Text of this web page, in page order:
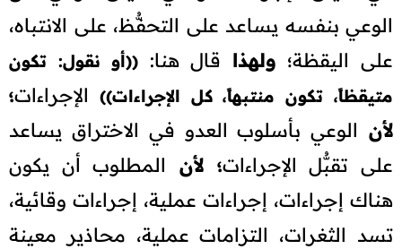
الوعي بنفسه يساعد على التحفُّظ، على الانتباه،
على اليقظة؛ ولهذاقال هنا: ((أو نقول: تكون
متيقظاً، تكون منتبهاً، كل الإجراءات))الإجراءات؛
لأن الوعي بأسلوب العدو في الاختراق يساعد
على تقبُّل الإجراءات؛ لأن
المطلوب أن يكون
هناك إجراءات، إجراءات عملية، إجراءات وقائية،
تسد الثغرات، التزامات عملية، محاذير معينة